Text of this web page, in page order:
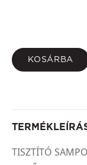
KOSÁRBA
TISZTÍTÓ